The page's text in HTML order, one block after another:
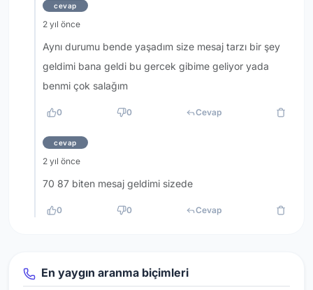
cevap
2 yıl önce
Aynı durumu bende yaşadım size mesaj tarzı bir şey
geldimi bana geldi bu gercek gibime geliyor yada
benmi çok salağım
0 0 Cevap
cevap
2 yıl önce
70 87 biten mesaj geldimi sizede
0 0 Cevap
En yaygın aranma biçimleri